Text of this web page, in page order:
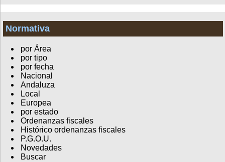
Normativa
por Área
por tipo
por fecha
Nacional
Andaluza
Local
Europea
por estado
Ordenanzas fiscales
Histórico ordenanzas fiscales
P.G.O.U.
Novedades
Buscar